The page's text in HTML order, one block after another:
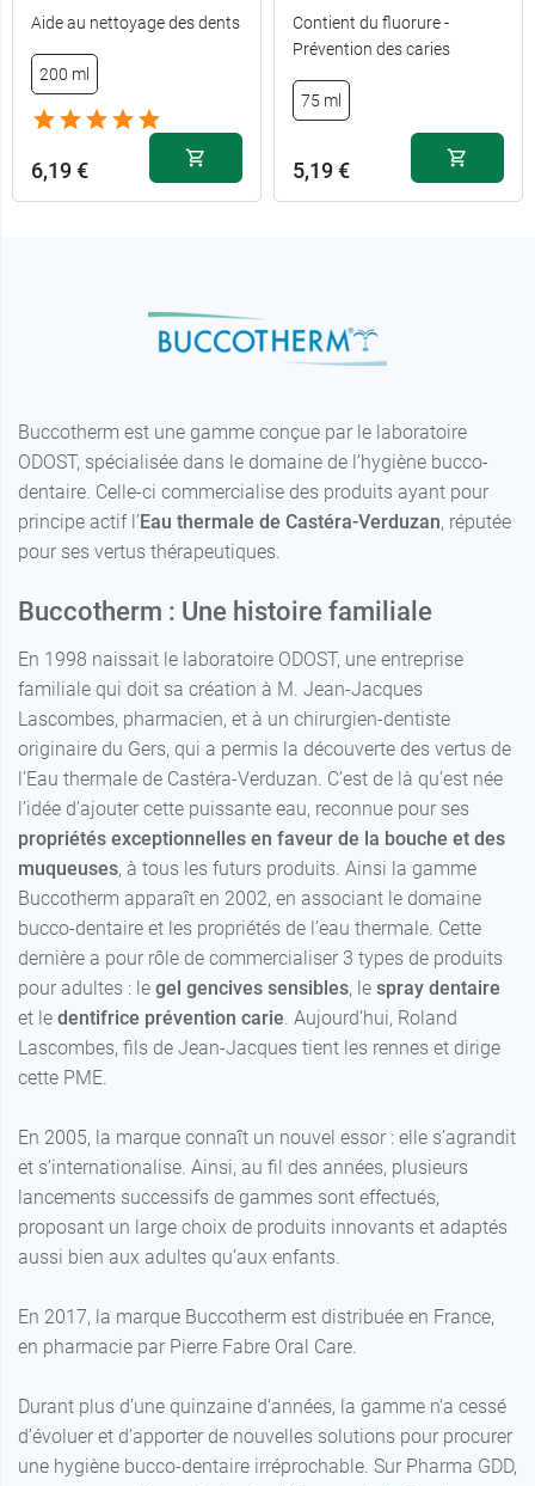
Aide au nettoyage des dents
200 ml
6,19 €
Contient du fluorure -
Prévention des caries
75 ml
5,19 €
Buccotherm est une gamme conçue par le laboratoire
ODOST, spécialisée dans le domaine de l’hygiène bucco-
dentaire. Celle-ci commercialise des produits ayant pour
principe actif l’Eau thermale de Castéra-Verduzan, réputée
pour ses vertus thérapeutiques.
Buccotherm : Une histoire familiale
En 1998 naissait le laboratoire ODOST, une entreprise
familiale qui doit sa création à M. Jean-Jacques
Lascombes, pharmacien, et à un chirurgien-dentiste
originaire du Gers, qui a permis la découverte des vertus de
l’Eau thermale de Castéra-Verduzan. C’est de là qu’est née
l’idée d’ajouter cette puissante eau, reconnue pour ses
propriétés exceptionnelles en faveur de la bouche et des
muqueuses, à tous les futurs produits. Ainsi la gamme
Buccotherm apparaît en 2002, en associant le domaine
bucco-dentaire et les propriétés de l’eau thermale. Cette
dernière a pour rôle de commercialiser 3 types de produits
pour adultes : le gel gencives sensibles, le spray dentaire
et le dentifrice prévention carie. Aujourd’hui, Roland
Lascombes, fils de Jean-Jacques tient les rennes et dirige
cette PME.
En 2005, la marque connaît un nouvel essor : elle s’agrandit
et s’internationalise. Ainsi, au fil des années, plusieurs
lancements successifs de gammes sont effectués,
proposant un large choix de produits innovants et adaptés
aussi bien aux adultes qu’aux enfants.
En 2017, la marque Buccotherm est distribuée en France,
en pharmacie par Pierre Fabre Oral Care.
Durant plus d’une quinzaine d’années, la gamme n’a cessé
d’évoluer et d’apporter de nouvelles solutions pour procurer
une hygiène bucco-dentaire irréprochable. Sur Pharma GDD,